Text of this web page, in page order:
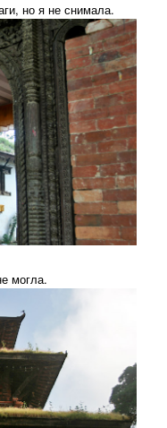
но я не снимала.
могла.